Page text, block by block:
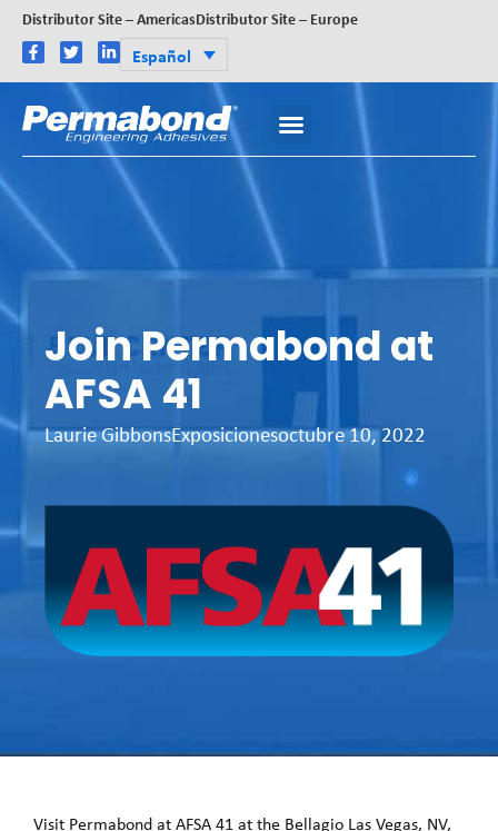
Distributor Site – AmericasDistributor Site – Europe
Español
Join Permabond at
AFSA 41
Laurie GibbonsExposicionesoctubre 10, 2022
Visit Permabond at AFSA 41 at the Bellagio Las Vegas, NV,